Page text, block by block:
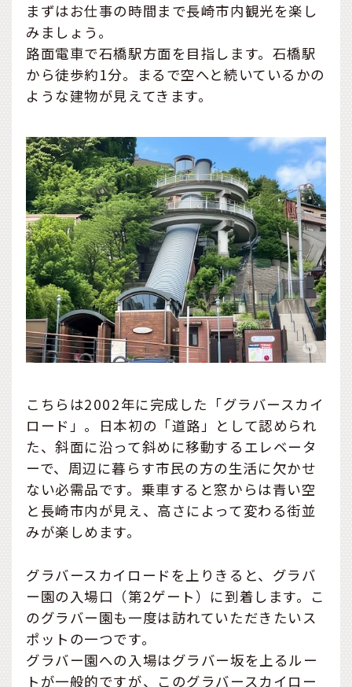
まずはお仕事の時間まで長崎市内観光を楽し
みましょう。
路面電車で石橋駅方面を目指します。石橋駅
から徒歩約1分。まるで空へと続いているかの
ような建物が見えてきます。
こちらは2002年に完成した「グラバースカイ
ロード」。日本初の「道路」として認められ
た、斜面に沿って斜めに移動するエレベータ
ーで、周辺に暮らす市民の方の生活に欠かせ
ない必需品です。乗車すると窓からは青い空
と長崎市内が見え、高さによって変わる街並
みが楽しめます。
グラバースカイロードを上りきると、グラバ
ー園の入場口（第2ゲート）に到着します。こ
のグラバー園も一度は訪れていただきたいス
ポットの一つです。
グラバー園への入場はグラバー坂を上るルー
トが一般的ですが、このグラバースカイロー